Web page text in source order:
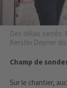
Des délais serrés:
Kerstin Depner
Champ de
Sur le chantier,